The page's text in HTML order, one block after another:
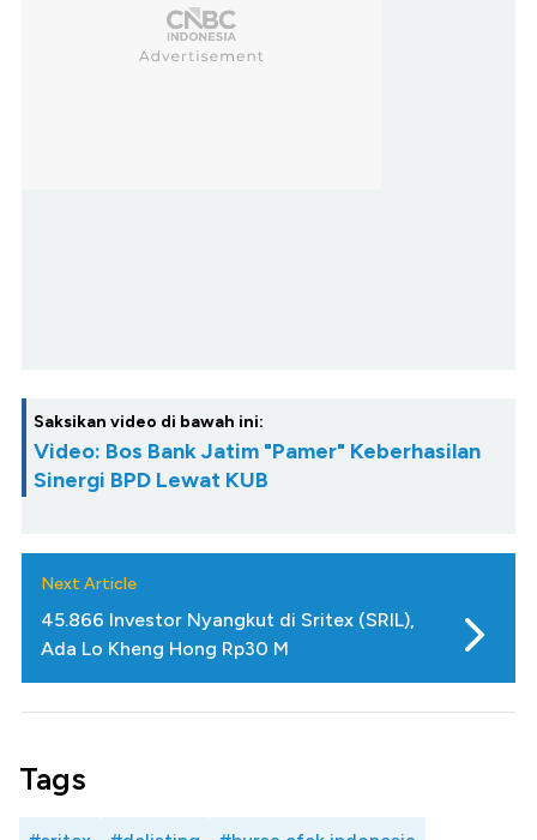
Saksikan video di bawah ini:
Video: Bos Bank Jatim "Pamer" Keberhasilan
Sinergi BPD Lewat KUB
Next Article
45.866 Investor Nyangkut di Sritex (SRIL),
Ada Lo Kheng Hong Rp30 M
Tags